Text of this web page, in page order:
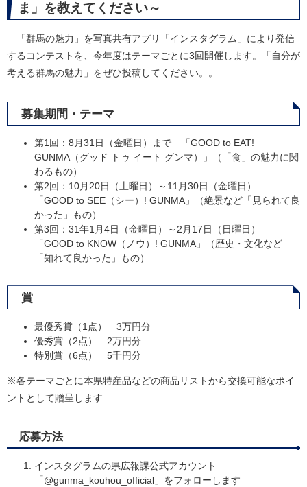
ま」を教えてください～
「群馬の魅力」を写真共有アプリ「インスタグラム」により発信
するコンテストを、今年度はテーマごとに3回開催します。「自分が
考える群馬の魅力」をぜひ投稿してください。。
募集期間・テーマ
第1回：8月31日（金曜日）まで 「GOOD to EAT!
GUNMA（グッド トゥ イート グンマ）」（「食」の魅力に関
わるもの）
第2回：10月20日（土曜日）～11月30日（金曜日）
「GOOD to SEE（シー）! GUNMA」（絶景など「見られて良
かった」もの）
第3回：31年1月4日（金曜日）～2月17日（日曜日）
「GOOD to KNOW（ノウ）! GUNMA」（歴史・文化など
「知れて良かった」もの）
賞
最優秀賞（1点） 3万円分
優秀賞（2点） 2万円分
特別賞（6点） 5千円分
※各テーマごとに本県特産品などの商品リストから交換可能なポイ
ントとして贈呈します
応募方法
インスタグラムの県広報課公式アカウント
「@gunma_kouhou_official」をフォローします